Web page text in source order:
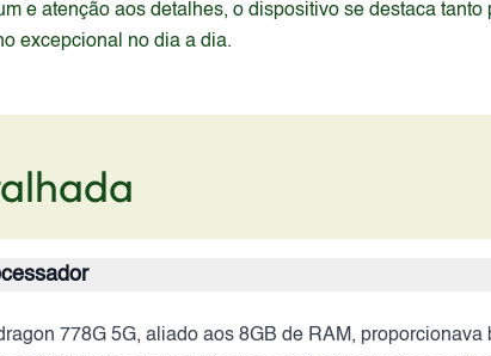
e atenção aos detalhes, o dispositivo se destaca
excepcional no dia a dia.
778G 5G, aliado aos 8GB de RAM,